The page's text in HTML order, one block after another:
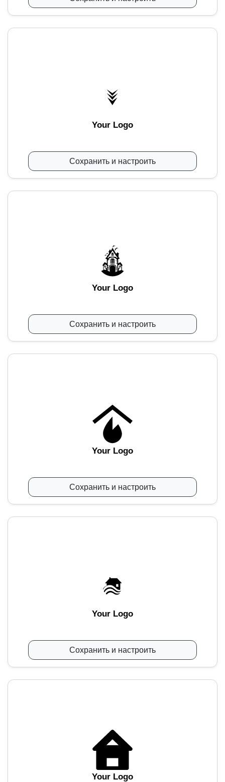
Your Logo
Сохранить и настроить
Your Logo
Сохранить и настроить
Your Logo
Сохранить и настроить
Your Logo
Сохранить и настроить
Your Logo